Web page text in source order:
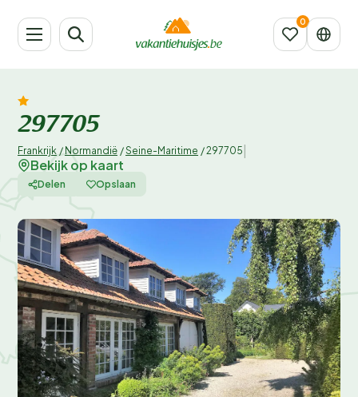
297705
Frankrijk / Normandië /Seine-Maritime /297705
Bekijk op kaart
Delen Opslaan